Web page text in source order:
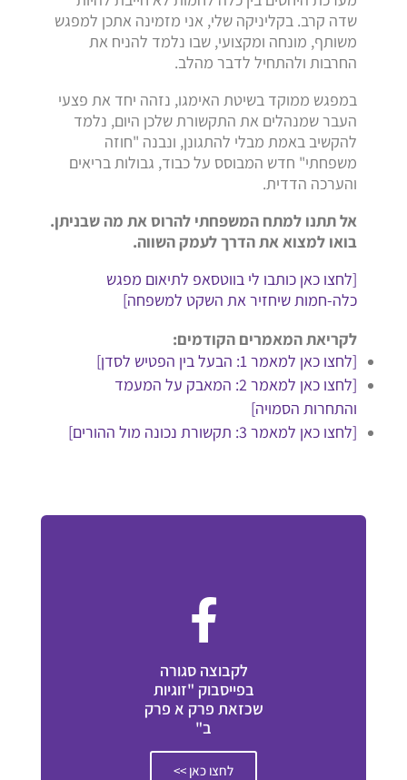
שדה קרב. בקליניקה שלי, אני מזמינה אתכן למפגש
משותף, מונחה ומקצועי, שבו נלמד להניח את
החרבות ולהתחיל לדבר מהלב.
במפגש ממוקד בשיטת האימגו, נזהה יחד את פצעי
העבר שמנהלים את התקשורת שלכן היום, נלמד
להקשיב באמת מבלי להתגונן, ונבנה "חוזה
משפחתי" חדש המבוסס על כבוד, גבולות בריאים
והערכה הדדית.
אל תתנו למתח המשפחתי להרוס את מה שבניתן.
בואו למצוא את הדרך לעמק השווה.
[לחצו כאן כותבו לי בווטסאפ לתיאום מפגש
כלה-חמות שיחזיר את השקט למשפחה]
לקריאת המאמרים הקודמים:
[לחצו כאן למאמר 1: הבעל בין הפטיש לסדן]
[לחצו כאן למאמר 2: המאבק על המעמד
והתחרות הסמויה]
[לחצו כאן למאמר 3: תקשורת נכונה מול ההורים]
לקבוצה סגורה
בפייסבוק "זוגיות
שכזאת פרק א פרק
ב"
לחצו כאן >>